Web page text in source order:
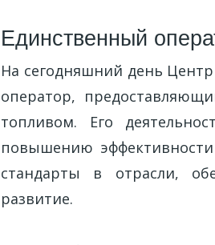
Единственный
На сегодняшний день
оператор,
топливом. Его
повышению
стандарты в отрасли,
развитие.